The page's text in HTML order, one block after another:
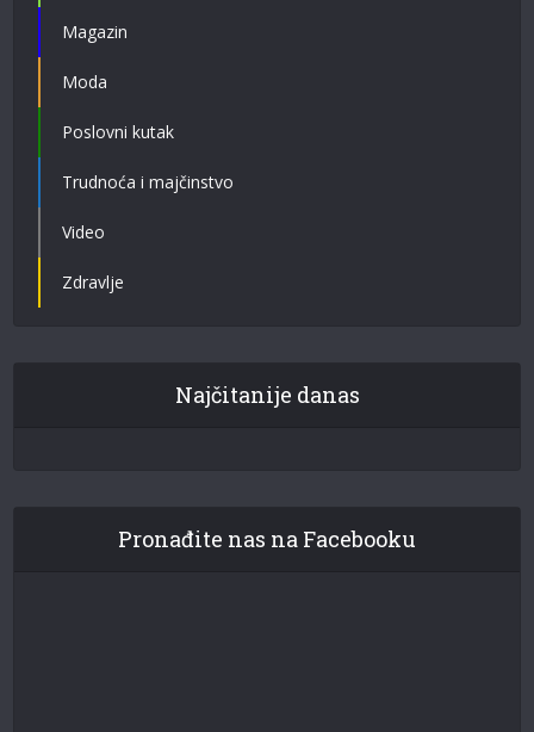
Magazin
Moda
Poslovni kutak
Trudnoća i majčinstvo
Video
Zdravlje
Najčitanije danas
Pronađite nas na Facebooku